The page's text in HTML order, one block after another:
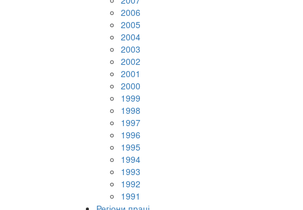
2006
2005
2004
2003
2002
2001
2000
1999
1998
1997
1996
1995
1994
1993
1992
1991